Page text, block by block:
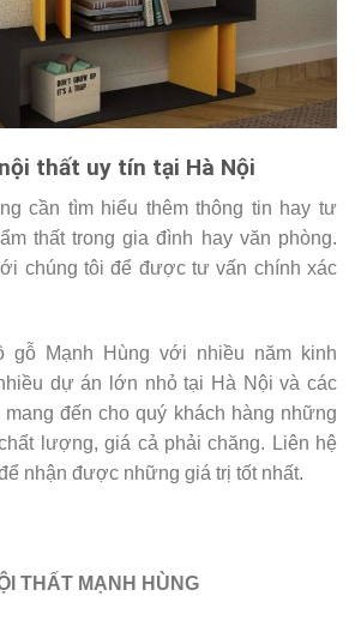
thất uy tín tại Hà Nội
cần tìm hiểu thêm thông tin hay tư
thất trong gia đình hay văn phòng.
chúng tôi để được tư vấn chính xác
gỗ Mạnh Hùng với nhiều năm kinh
dự án lớn nhỏ tại Hà Nội và các
đến cho quý khách hàng những
lượng, giá cả phải chăng. Liên hệ
nhận được những giá trị tốt nhất.
THẤT MẠNH HÙNG